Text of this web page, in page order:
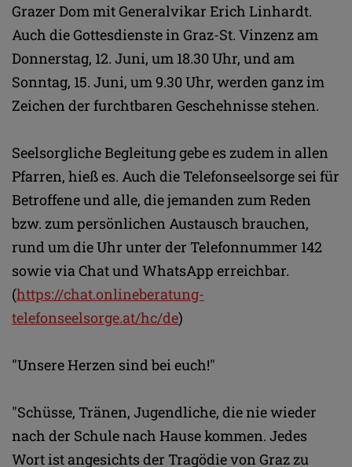
Grazer Dom mit Generalvikar Erich Linhardt.
Auch die Gottesdienste in Graz-St. Vinzenz am
Donnerstag, 12. Juni, um 18.30 Uhr, und am
Sonntag, 15. Juni, um 9.30 Uhr, werden ganz im
Zeichen der furchtbaren Geschehnisse stehen.
Seelsorgliche Begleitung gebe es zudem in allen
Pfarren, hieß es. Auch die Telefonseelsorge sei für
Betroffene und alle, die jemanden zum Reden
bzw. zum persönlichen Austausch brauchen,
rund um die Uhr unter der Telefonnummer 142
sowie via Chat und WhatsApp erreichbar.
(https://chat.onlineberatung-
telefonseelsorge.at/hc/de)
"Unsere Herzen sind bei euch!"
"Schüsse, Tränen, Jugendliche, die nie wieder
nach der Schule nach Hause kommen. Jedes
Wort ist angesichts der Tragödie von Graz zu